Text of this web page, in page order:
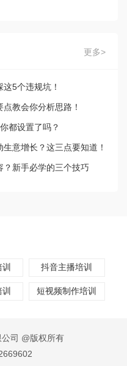
更多>
5个违规坑！
教会你分析思路！
都设置了吗？
意增长？这三点要知道！
？新手必学的三个技巧
抖音主播培训
短视频制作培训
司 @版权所有